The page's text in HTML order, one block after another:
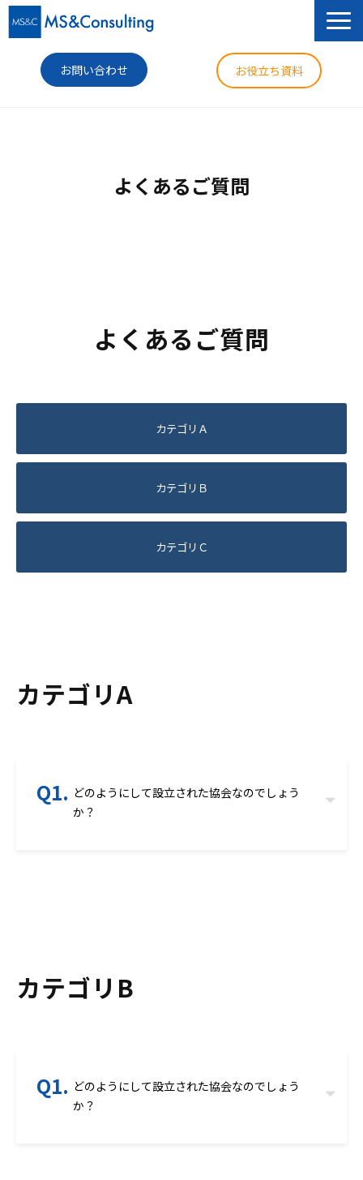
お問い合わせ お役立ち資料
よくあるご質問
よくあるご質問
カテゴリＡ
カテゴリＢ
カテゴリＣ
カテゴリA
どのようにして設立された協会なのでしょう
か？
カテゴリB
どのようにして設立された協会なのでしょう
か？